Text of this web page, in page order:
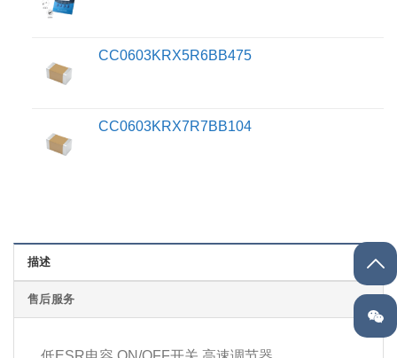
CC0603KRX5R6BB475
CC0603KRX7R7BB104
描述
售后服务